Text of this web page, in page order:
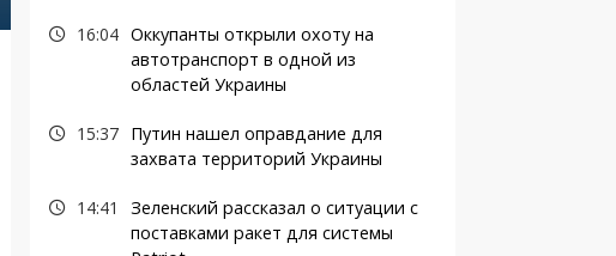
16:04 Оккупанты открыли охоту на
автотранспорт в одной из
областей Украины
15:37
Путин нашел оправдание для
захвата территорий Украины
14:41
Зеленский рассказал о ситуации с
поставками ракет для системы